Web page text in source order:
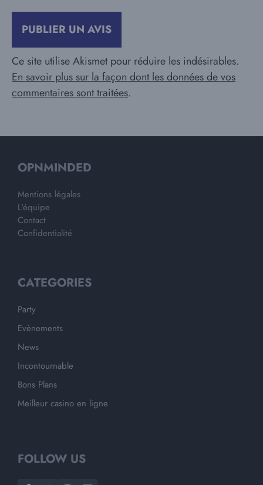
Ce site utilise Akismet pour réduire les indésirables.
En savoir plus sur la façon dont les données de vos
commentaires sont traitées.
OPNMINDED
Mentions légales
L'équipe
Contact
Confidentialité
CATEGORIES
Party
Evènements
News
Incontournable
Bons Plans
Meilleur casino en ligne
FOLLOW US